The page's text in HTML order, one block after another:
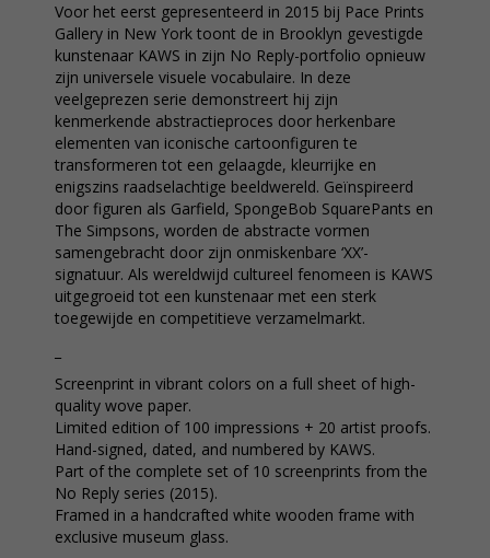
Voor het eerst gepresenteerd in 2015 bij Pace Prints
Gallery in New York toont de in Brooklyn gevestigde
kunstenaar KAWS in zijn No Reply-portfolio opnieuw
zijn universele visuele vocabulaire. In deze
veelgeprezen serie demonstreert hij zijn
kenmerkende abstractieproces door herkenbare
elementen van iconische cartoonfiguren te
transformeren tot een gelaagde, kleurrijke en
enigszins raadselachtige beeldwereld. Geïnspireerd
door figuren als Garfield, SpongeBob SquarePants en
The Simpsons, worden de abstracte vormen
samengebracht door zijn onmiskenbare ‘XX’-
signatuur. Als wereldwijd cultureel fenomeen is KAWS
uitgegroeid tot een kunstenaar met een sterk
toegewijde en competitieve verzamelmarkt.
Screenprint in vibrant colors on a full sheet of high-
quality wove paper.
Limited edition of 100 impressions + 20 artist proofs.
Hand-signed, dated, and numbered by KAWS.
Part of the complete set of 10 screenprints from the
No Reply series (2015).
Framed in a handcrafted white wooden frame with
exclusive museum glass.